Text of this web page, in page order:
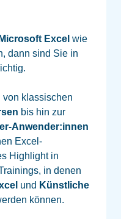
Microsoft Excel wie
dann sind Sie in
von klassischen
bis hin zur
Anwender:innen
Excel-
Highlight in
in denen
und Künstliche
können.